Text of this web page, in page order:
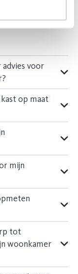
advies voor
op maat
mijn
tot
woonkamer